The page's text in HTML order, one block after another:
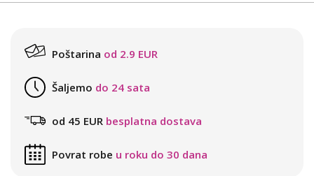
Poštarina od 2.9 EUR
Šaljemo do 24 sata
od 45 EUR besplatna dostava
Povrat robe u roku do 30 dana